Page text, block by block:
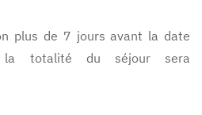
plus de 7 jours avant la date
la totalité du séjour sera